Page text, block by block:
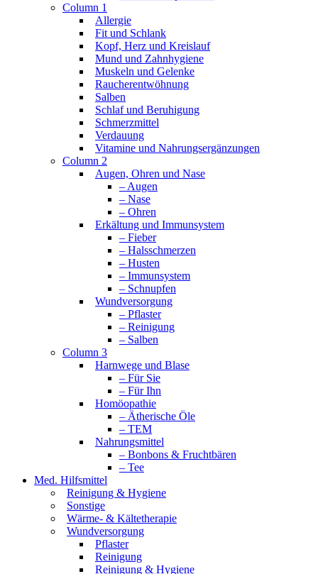
Column 1
Allergie
Fit und Schlank
Kopf, Herz und Kreislauf
Mund und Zahnhygiene
Muskeln und Gelenke
Raucherentwöhnung
Salben
Schlaf und Beruhigung
Schmerzmittel
Verdauung
Vitamine und Nahrungsergänzungen
Column 2
Augen, Ohren und Nase
– Augen
– Nase
– Ohren
Erkältung und Immunsystem
– Fieber
– Halsschmerzen
– Husten
– Immunsystem
– Schnupfen
Wundversorgung
– Pflaster
– Reinigung
– Salben
Column 3
Harnwege und Blase
– Für Sie
– Für Ihn
Homöopathie
– Ätherische Öle
– TEM
Nahrungsmittel
– Bonbons & Fruchtbären
– Tee
Med. Hilfsmittel
Reinigung & Hygiene
Sonstige
Wärme- & Kältetherapie
Wundversorgung
Pflaster
Reinigung
Reinigung & Hygiene